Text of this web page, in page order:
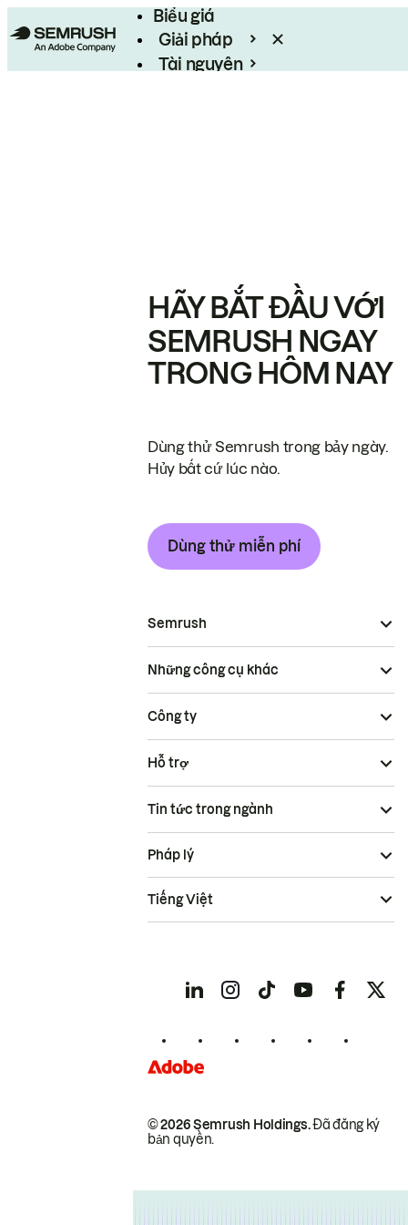
Biểu giá
Giải pháp
Tài nguyên
HÃY BẮT ĐẦU VỚI
SEMRUSH NGAY
TRONG HÔM NAY
Dùng thử Semrush trong bảy ngày.
Hủy bất cứ lúc nào.
Dùng thử miễn phí
Semrush
Những công cụ khác
Công ty
Hỗ trợ
Tin tức trong ngành
© 2026 Semrush Holdings.Đã đăng ký
bản quyền.
Pháp lý
Tiếng Việt